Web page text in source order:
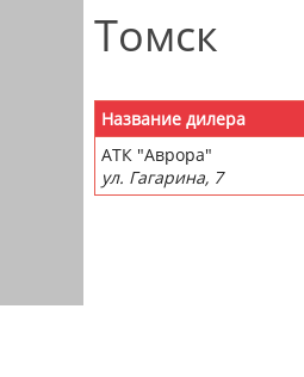
Томск
Название дилера
АТК "Аврора"
ул. Гагарина, 7